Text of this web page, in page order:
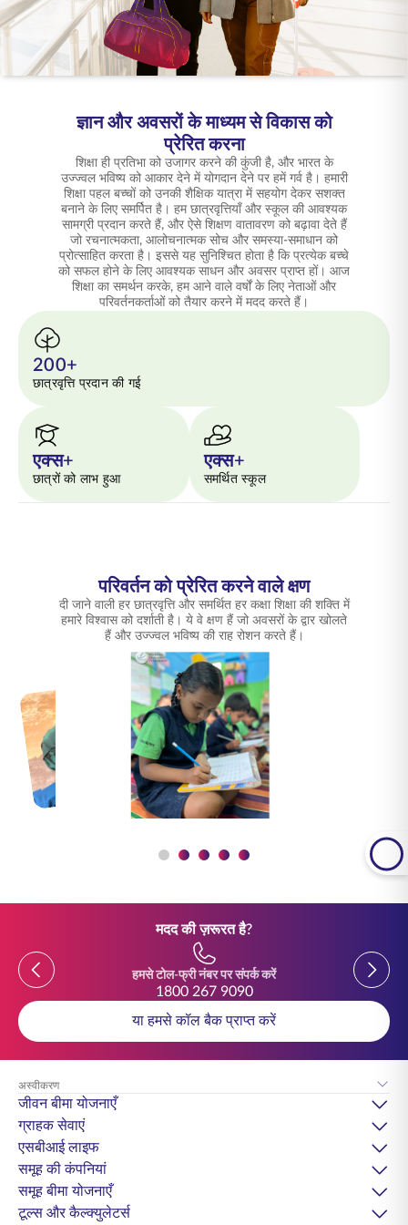
ENGLISH
ऑनलाइन खरीदें प्रीमियम भुगतान करें
ज्ञान और अवसरों के माध्यम से विकास को
प्रेरित करना
शिक्षा ही प्रतिभा को उजागर करने की कुंजी है, और भारत के
उज्ज्वल भविष्य को आकार देने में योगदान देने पर हमें गर्व है। हमारी
शिक्षा पहल बच्चों को उनकी शैक्षिक यात्रा में सहयोग देकर सशक्त
बनाने के लिए समर्पित है। हम छात्रवृत्तियाँ और स्कूल की आवश्यक
सामग्री प्रदान करते हैं, और ऐसे शिक्षण वातावरण को बढ़ावा देते हैं
जो रचनात्मकता, आलोचनात्मक सोच और समस्या-समाधान को
प्रोत्साहित करता है। इससे यह सुनिश्चित होता है कि प्रत्येक बच्चे
को सफल होने के लिए आवश्यक साधन और अवसर प्राप्त हों। आज
शिक्षा का समर्थन करके, हम आने वाले वर्षों के लिए नेताओं और
परिवर्तनकर्ताओं को तैयार करने में मदद करते हैं।
200+
छात्रवृत्ति प्रदान की गई
एक्स+
छात्रों को लाभ हुआ
एक्स+
समर्थित स्कूल
परिवर्तन को प्रेरित करने वाले क्षण
दी जाने वाली हर छात्रवृत्ति और समर्थित हर कक्षा शिक्षा की शक्ति में
हमारे विश्वास को दर्शाती है। ये वे क्षण हैं जो अवसरों के द्वार खोलते
हैं और उज्ज्वल भविष्य की राह रोशन करते हैं।
मदद की ज़रूरत है?
Previous
हमसे टोल-फ्री नंबर पर संपर्क करें
1800 267 9090
Previous
या हमसे कॉल बैक प्राप्त करें
अस्वीकरण
जीवन बीमा योजनाएँ
ग्राहक सेवाएं
एसबीआई लाइफ
समूह की कंपनियां
समूह बीमा योजनाएँ
टूल्स और कैल्क्युलेटर्स